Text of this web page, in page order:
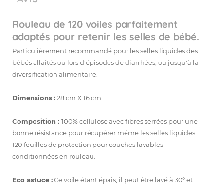
Rouleau de 120 voiles parfaitement
adaptés pour retenir les selles de bébé.
Particulièrement recommandé pour les selles liquides des
bébés allaités ou lors d'épisodes de diarrhées, ou jusqu'à la
diversification alimentaire.
Dimensions :28 cm X 16 cm
Composition : 100% cellulose avec fibres serrées pour une
bonne résistance pour récupérer même les selles liquides
120 feuilles de protection pourcouches lavables
conditionnées en rouleau.
Eco astuce :Ce voile étant épais, il peut être lavé à 30° et